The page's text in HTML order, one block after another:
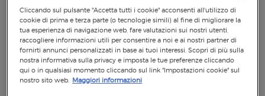
Cliccando sul pulsante "Accetta tutti i cookie" acconsenti all'utilizzo di
cookie di prima e terza parte (o tecnologie simili) al fine di migliorare la
tua esperienza di navigazione web, fare valutazioni sui nostri utenti,
raccogliere informazioni utili per consentire a noi e ai nostri partner di
fornirti annunci personalizzati in base ai tuoi interessi. Scopri di più sulla
nostra informativa sulla privacy e imposta le tue preferenze cliccando
qui o in qualsiasi momento cliccando sul link "Impostazioni cookie" sul
nostro sito web. Maggiori informazioni